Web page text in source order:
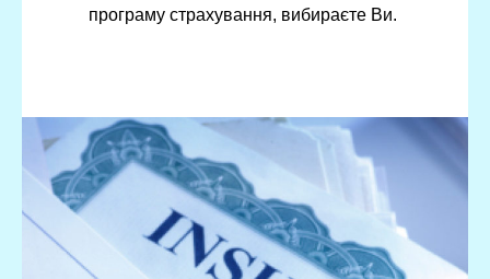
програму страхування, вибираєте Ви.